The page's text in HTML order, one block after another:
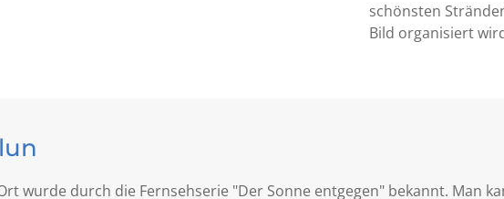
schönsten
Bild organisiert
wurde durch die Fernsehserie "Der Sonne entgegen" bekannt. Man